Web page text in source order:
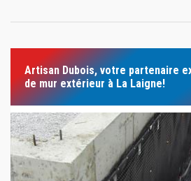
Artisan Dubois, votre partenaire
de mur extérieur à La Laigne!